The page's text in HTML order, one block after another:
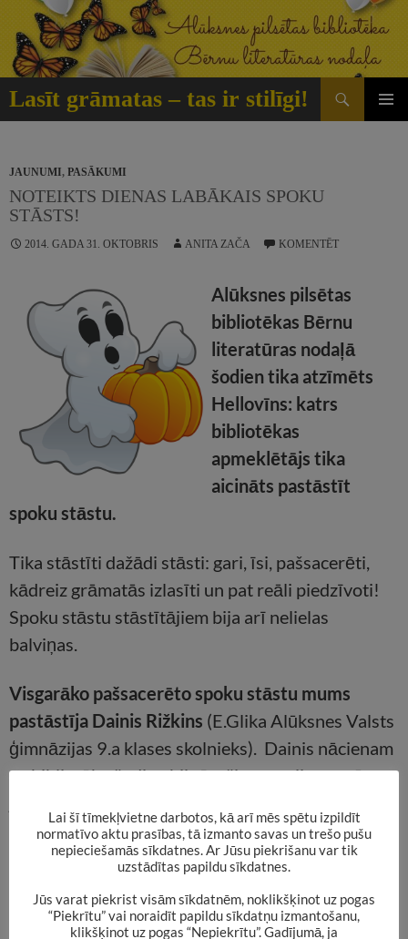
Doties
saturu
Lasīt grāmatas – tas ir stilīgi!
Meklēt
JAUNUMI, PASĀKUMI
NOTEIKTS DIENAS LABĀKAIS SPOKU
STĀSTS!
2014. GADA 31. OKTOBRIS ANITA ZAČA KOMENTĒT
Alūksnes pilsētas
bibliotēkas Bērnu
literatūras nodaļā
šodien tika atzīmēts
Hellovīns: katrs
bibliotēkas
apmeklētājs tika
aicināts pastāstīt
spoku stāstu.
Tika stāstīti dažādi stāsti: gari, īsi, pašsacerēti,
kādreiz grāmatās izlasīti un pat reāli piedzīvoti!
Spoku stāstu stāstītājiem bija arī nelielas
balviņas.
Visgarāko pašsacerēto spoku stāstu mums
pastāstīja Dainis Rižkins (E.Glika Alūksnes Valsts
ģimnāzijas 9.a klases skolnieks). Dainis nācienam
uz bibliotēku šodien bija īpaši gatavojies – stāsts
lappušu garumā.Mums Daiņa stāsts ļoti patika,
tāpēc nolēmām to publicēt arī blogā!
Lai šī tīmekļvietne darbotos, kā arī mēs spētu izpildīt
normatīvo aktu prasības, tā izmanto savas un trešo pušu
nepieciešamās sīkdatnes. Ar Jūsu piekrišanu var tik
uzstādītas papildu sīkdatnes.
Jūs varat piekrist visām sīkdatnēm, noklikšķinot uz pogas
“Piekrītu” vai noraidīt papildu sīkdatņu izmantošanu,
klikšķinot uz pogas “Nepiekrītu”. Gadījumā, ja